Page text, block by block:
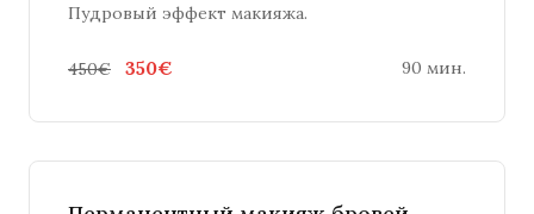
Пудровый эффект макияжа.
450€ 350€ 90 мин.